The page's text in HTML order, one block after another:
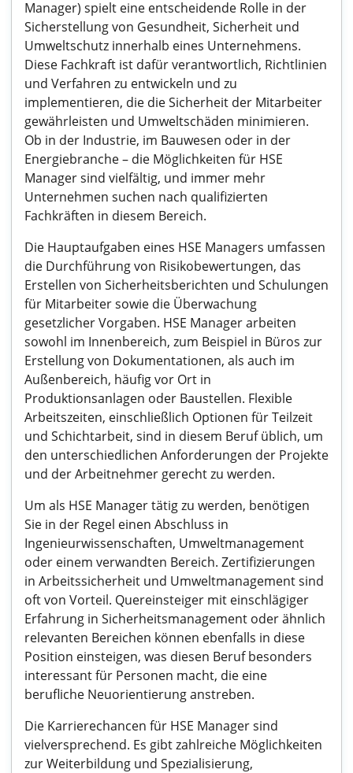
Manager) spielt eine entscheidende Rolle in der
Sicherstellung von Gesundheit, Sicherheit und
Umweltschutz innerhalb eines Unternehmens.
Diese Fachkraft ist dafür verantwortlich, Richtlinien
und Verfahren zu entwickeln und zu
implementieren, die die Sicherheit der Mitarbeiter
gewährleisten und Umweltschäden minimieren.
Ob in der Industrie, im Bauwesen oder in der
Energiebranche – die Möglichkeiten für HSE
Manager sind vielfältig, und immer mehr
Unternehmen suchen nach qualifizierten
Fachkräften in diesem Bereich.
Die Hauptaufgaben eines HSE Managers umfassen
die Durchführung von Risikobewertungen, das
Erstellen von Sicherheitsberichten und Schulungen
für Mitarbeiter sowie die Überwachung
gesetzlicher Vorgaben. HSE Manager arbeiten
sowohl im Innenbereich, zum Beispiel in Büros zur
Erstellung von Dokumentationen, als auch im
Außenbereich, häufig vor Ort in
Produktionsanlagen oder Baustellen. Flexible
Arbeitszeiten, einschließlich Optionen für Teilzeit
und Schichtarbeit, sind in diesem Beruf üblich, um
den unterschiedlichen Anforderungen der Projekte
und der Arbeitnehmer gerecht zu werden.
Um als HSE Manager tätig zu werden, benötigen
Sie in der Regel einen Abschluss in
Ingenieurwissenschaften, Umweltmanagement
oder einem verwandten Bereich. Zertifizierungen
in Arbeitssicherheit und Umweltmanagement sind
oft von Vorteil. Quereinsteiger mit einschlägiger
Erfahrung in Sicherheitsmanagement oder ähnlich
relevanten Bereichen können ebenfalls in diese
Position einsteigen, was diesen Beruf besonders
interessant für Personen macht, die eine
berufliche Neuorientierung anstreben.
Die Karrierechancen für HSE Manager sind
vielversprechend. Es gibt zahlreiche Möglichkeiten
zur Weiterbildung und Spezialisierung,